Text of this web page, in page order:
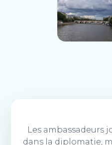
Les ambassadeurs
dans la diplomatie,